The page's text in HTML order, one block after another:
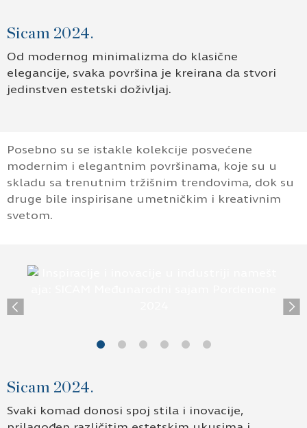
Sicam 2024.
Od modernog minimalizma do klasične
elegancije, svaka površina je kreirana da stvori
jedinstven estetski doživljaj.
Posebno su se istakle kolekcije posvećene
modernim i elegantnim površinama, koje su u
skladu sa trenutnim tržišnim trendovima, dok su
druge bile inspirisane umetničkim i kreativnim
svetom.
Previous